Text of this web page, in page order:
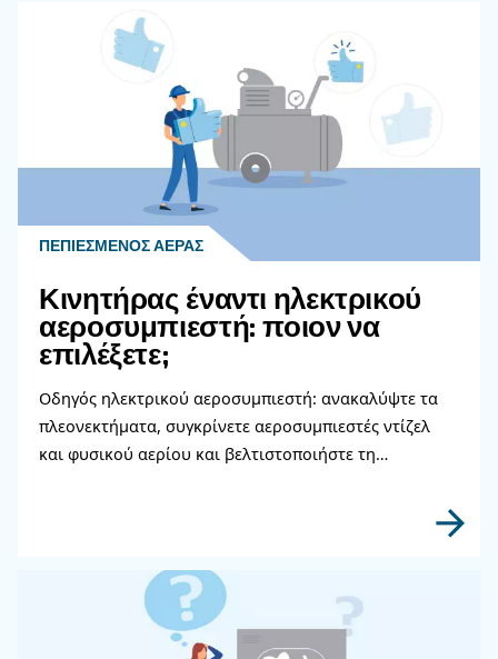
ΤΡΌΠΟΣ ΧΡΉΣΗΣ
Πώς να επιλέξετε
σωλήνα αέρα και
σύνδεσης για το σύστημα
πεπιεσμένου αέρα
Μάθετε πώς να επιλέγετε τον σωστό εύκαμπτο
σωλήνα αέρα και τα εξαρτήματα σύνδεσης
σύστημα πεπιεσμένου αέρα για να
αέρα, να μειώσετε τις διαρροές, να